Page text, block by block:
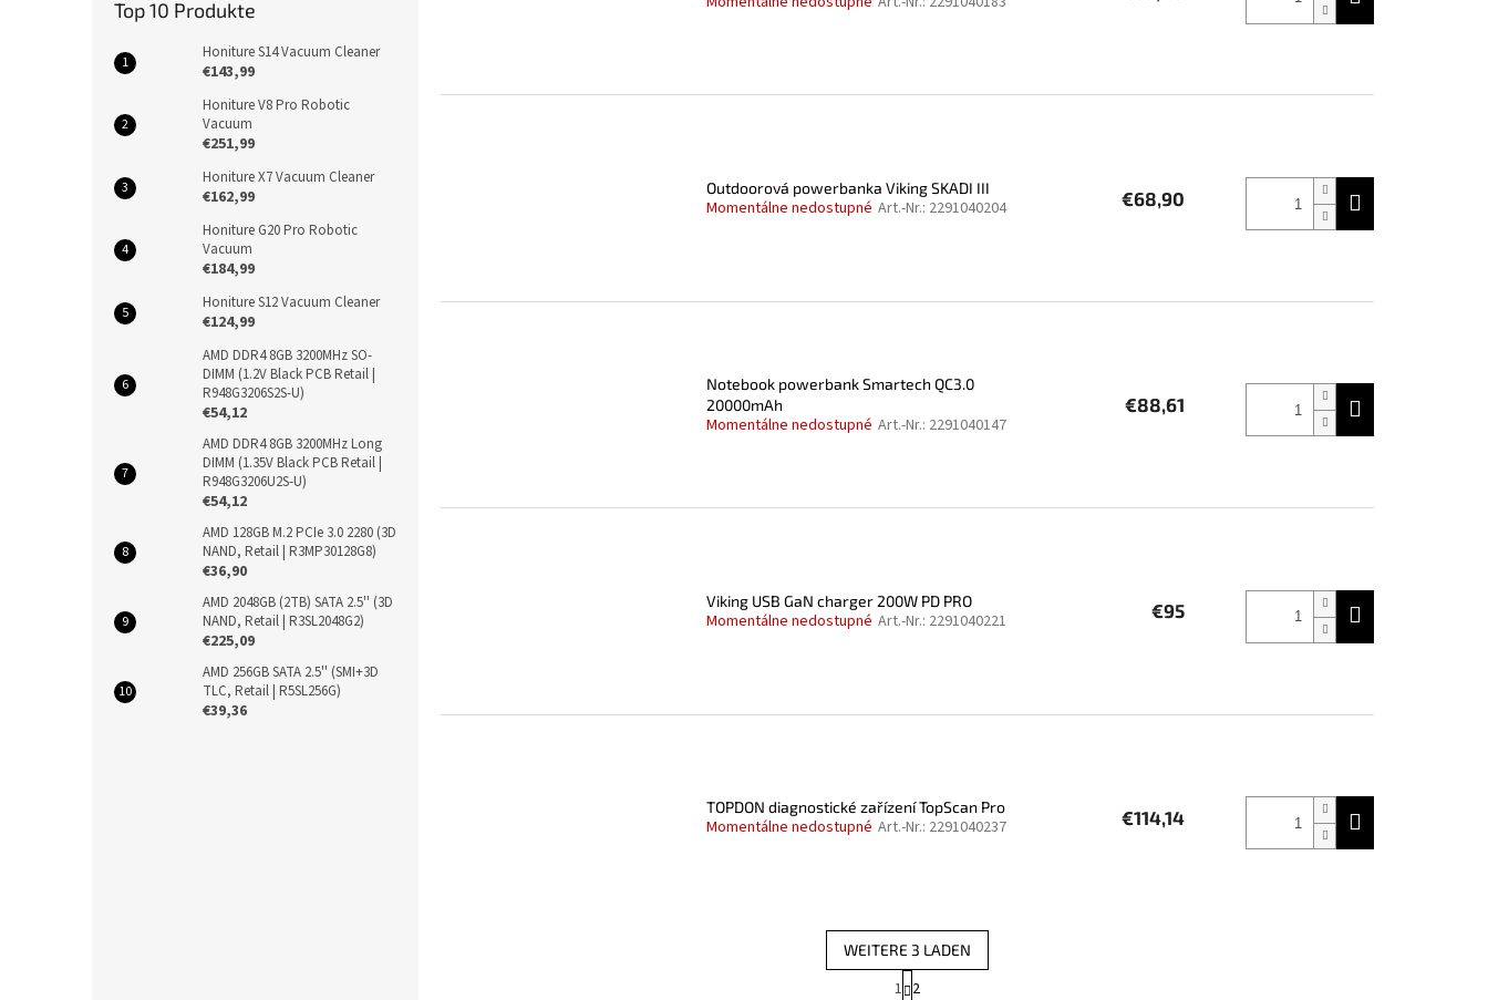
Top 10 Produkte
Honiture S14 Vacuum Cleaner
€143,99
Honiture V8 Pro Robotic
Vacuum
€251,99
Honiture X7 Vacuum Cleaner
€162,99
Honiture G20 Pro Robotic
Vacuum
€184,99
Honiture S12 Vacuum Cleaner
€124,99
AMD DDR4 8GB 3200MHz SO-
DIMM (1.2V Black PCB Retail |
R948G3206S2S-U)
€54,12
AMD DDR4 8GB 3200MHz Long
DIMM (1.35V Black PCB Retail |
R948G3206U2S-U)
€54,12
AMD 128GB M.2 PCIe 3.0 2280 (3D
NAND, Retail | R3MP30128G8)
€36,90
AMD 2048GB (2TB) SATA 2.5'' (3D
NAND, Retail | R3SL2048G2)
€225,09
AMD 256GB SATA 2.5'' (SMI+3D
TLC, Retail | R5SL256G)
€39,36
Outdoorová powerbanka Viking SKADI III
Momentálne nedostupné Art.-Nr.: 2291040204 €68,90
Notebook powerbank Smartech QC3.0
20000mAh
Momentálne nedostupné Art.-Nr.: 2291040147
€88,61
Viking USB GaN charger 200W PD PRO
Momentálne nedostupné Art.-Nr.: 2291040221 €95
TOPDON diagnostické zařízení TopScan Pro
Momentálne nedostupné Art.-Nr.: 2291040237 €114,14
WEITERE 3 LADEN
P
1 2